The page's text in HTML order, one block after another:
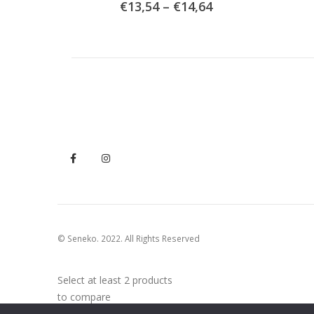
€ 36,61 Izvorna
cijena
€36,61.
€ 23,43Trenutna
© Seneko. 2022. All Rights Reserved
Select at least 2 products
to compare